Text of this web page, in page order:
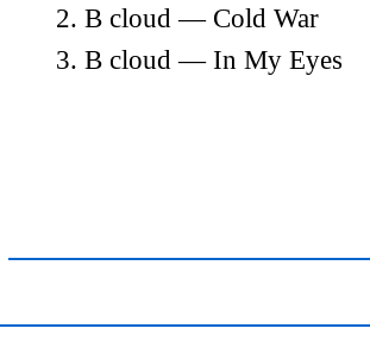
2. B cloud — Cold War
3. B cloud — In My Eyes